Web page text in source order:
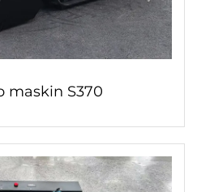
maskin S370